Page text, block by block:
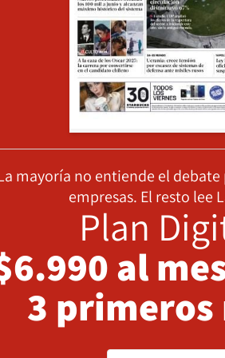
mayoría no entiende el
empresas. El resto lee
Plan
al
3 primeros